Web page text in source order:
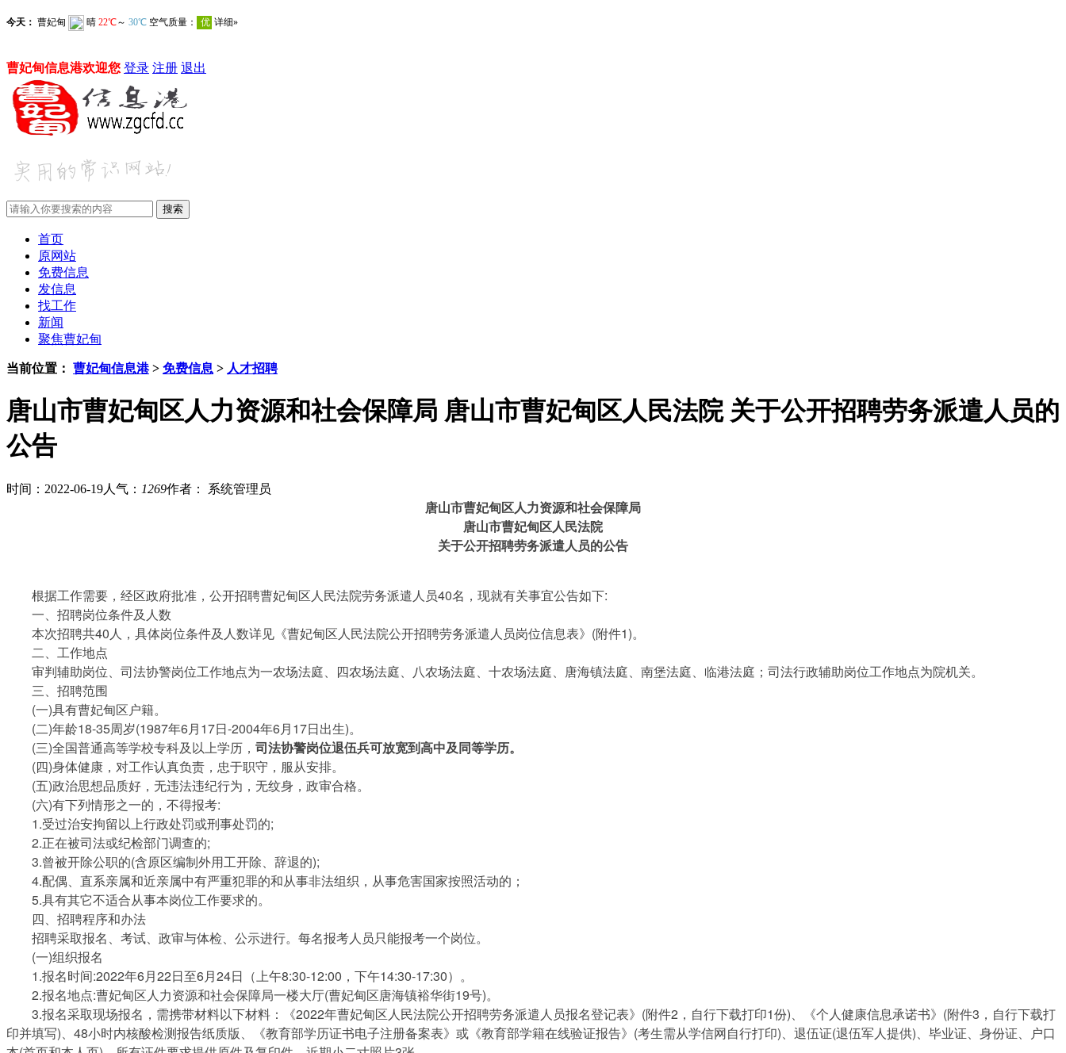
曹妃甸信息港欢迎您 登录 注册 退出
首页
原网站
免费信息
发信息
找工作
新闻
聚焦曹妃甸
当前位置： 曹妃甸信息港> 免费信息 > 人才招聘
唐山市曹妃甸区人力资源和社会保障局 唐山市曹妃甸区人民法院 关于公开招聘劳务派遣人员的
公告
时间：2022-06-19人气： 1269作者： 系统管理员
唐山市曹妃甸区人力资源和社会保障局
唐山市曹妃甸区人民法院
关于公开招聘劳务派遣人员的公告
根据工作需要，经区政府批准，公开招聘曹妃甸区人民法院劳务派遣人员40名，现就有关事宜公告如下:
一、招聘岗位条件及人数
本次招聘共40人，具体岗位条件及人数详见《曹妃甸区人民法院公开招聘劳务派遣人员岗位信息表》(附件1)。
二、工作地点
审判辅助岗位、司法协警岗位工作地点为一农场法庭、四农场法庭、八农场法庭、十农场法庭、唐海镇法庭、南堡法庭、临港法庭；司法行政辅助岗位工作地点为院机关。
三、招聘范围
(一)具有曹妃甸区户籍。
(二)年龄18-35周岁(1987年6月17日-2004年6月17日出生)。
(三)全国普通高等学校专科及以上学历， 司法协警岗位退伍兵可放宽到高中及同等学历。
(四)身体健康，对工作认真负责，忠于职守，服从安排。
(五)政治思想品质好，无违法违纪行为，无纹身，政审合格。
(六)有下列情形之一的，不得报考:
1.受过治安拘留以上行政处罚或刑事处罚的;
2.正在被司法或纪检部门调查的;
3.曾被开除公职的(含原区编制外用工开除、辞退的);
4.配偶、直系亲属和近亲属中有严重犯罪的和从事非法组织，从事危害国家按照活动的；
5.具有其它不适合从事本岗位工作要求的。
四、招聘程序和办法
招聘采取报名、考试、政审与体检、公示进行。每名报考人员只能报考一个岗位。
(一)组织报名
1.报名时间:2022年6月22日至6月24日（上午8:30-12:00，下午14:30-17:30）。
2.报名地点:曹妃甸区人力资源和社会保障局一楼大厅(曹妃甸区唐海镇裕华街19号)。
3.报名采取现场报名，需携带材料以下材料：《2022年曹妃甸区人民法院公开招聘劳务派遣人员报名登记表》(附件2，自行下载打印1份)、《个人健康信息承诺书》(附件3，自行下载打
印并填写)、48小时内核酸检测报告纸质版、《教育部学历证书电子注册备案表》或《教育部学籍在线验证报告》(考生需从学信网自行打印)、退伍证(退伍军人提供)、毕业证、身份证、户口